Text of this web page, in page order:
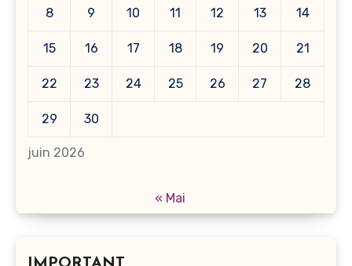
juin 2026
8 9 10 11 12 13 14
15 16 17 18 19 20 21
22 23 24 25 26 27 28
29 30
« Mai